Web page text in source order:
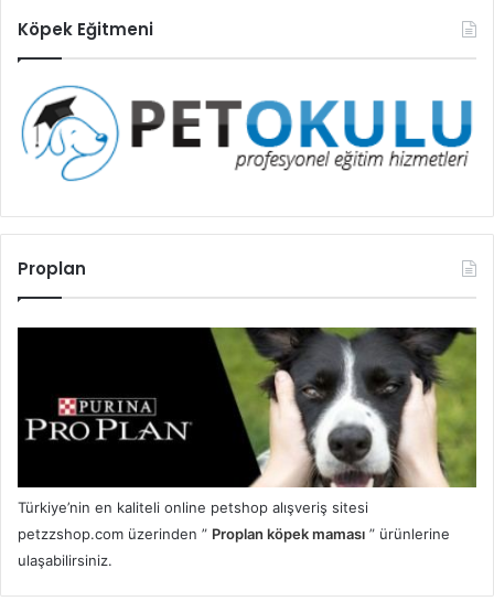
Köpek Eğitmeni
Proplan
Türkiye’nin en kaliteli online petshop alışveriş sitesi
petzzshop.com üzerinden ” Proplan köpek maması ” ürünlerine
ulaşabilirsiniz.